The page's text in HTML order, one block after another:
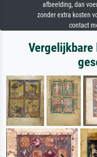
afbeelding, dan
zonder extra kosten
contact
Vergelijkbare